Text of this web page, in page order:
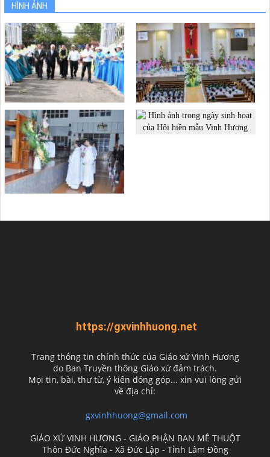
HÌNH ẢNH
https://gxvinhhuong.net
Trang thông tin chính thức của Giáo xứ Vinh Hương
do Ban Truyền thông Giáo xứ đảm trách.
Mọi tin, bài, thư từ, ý kiến đóng góp... xin vui lòng gửi
về địa chỉ:
gxvinhhuong@gmail.com
GIÁO XỨ VINH HƯƠNG - GIÁO PHẬN BAN MÊ THUỘT
Thôn Đức Nghĩa - Xã Đức Lập - Tỉnh Lâm Đồng